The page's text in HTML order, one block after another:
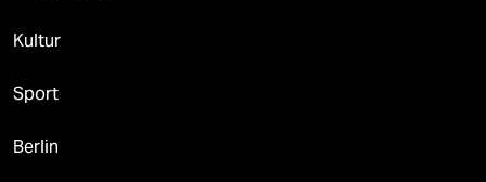
Kultur
Sport
Berlin